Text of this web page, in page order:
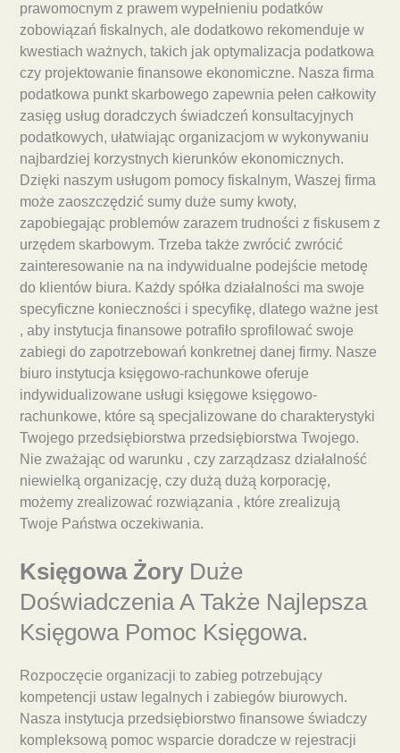
prawomocnym z prawem wypełnieniu podatków
zobowiązań fiskalnych, ale dodatkowo rekomenduje w
kwestiach ważnych, takich jak optymalizacja podatkowa
czy projektowanie finansowe ekonomiczne. Nasza firma
podatkowa punkt skarbowego zapewnia pełen całkowity
zasięg usług doradczych świadczeń konsultacyjnych
podatkowych, ułatwiając organizacjom w wykonywaniu
najbardziej korzystnych kierunków ekonomicznych.
Dzięki naszym usługom pomocy fiskalnym, Waszej firma
może zaoszczędzić sumy duże sumy kwoty,
zapobiegając problemów zarazem trudności z fiskusem z
urzędem skarbowym. Trzeba także zwrócić zwrócić
zainteresowanie na na indywidualne podejście metodę
do klientów biura. Każdy spółka działalności ma swoje
specyficzne konieczności i specyfikę, dlatego ważne jest
, aby instytucja finansowe potrafiło sprofilować swoje
zabiegi do zapotrzebowań konkretnej danej firmy. Nasze
biuro instytucja księgowo-rachunkowe oferuje
indywidualizowane usługi księgowe księgowo-
rachunkowe, które są specjalizowane do charakterystyki
Twojego przedsiębiorstwa przedsiębiorstwa Twojego.
Nie zważając od warunku , czy zarządzasz działalność
niewielką organizację, czy dużą dużą korporację,
możemy zrealizować rozwiązania , które zrealizują
Twoje Państwa oczekiwania.
Księgowa Żory Duże
Doświadczenia A Także Najlepsza
Księgowa Pomoc Księgowa.
Rozpoczęcie organizacji to zabieg potrzebujący
kompetencji ustaw legalnych i zabiegów biurowych.
Nasza instytucja przedsiębiorstwo finansowe świadczy
kompleksową pomoc wsparcie doradcze w rejestracji